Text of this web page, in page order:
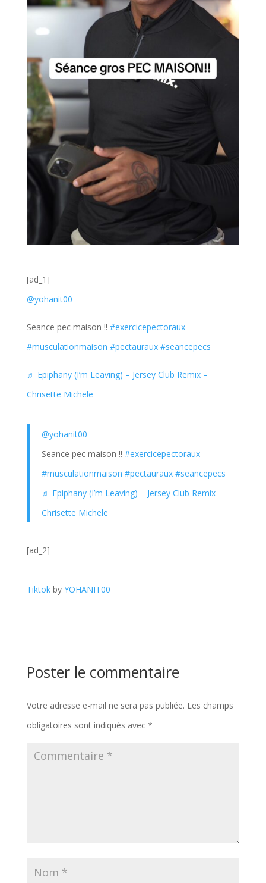
[ad_1]
@yohanit00
Seance pec maison !! #exercicepectoraux
#musculationmaison #pectauraux #seancepecs
♬ Epiphany (I’m Leaving) – Jersey Club Remix –
Chrisette Michele
@yohanit00
Seance pec maison !! #exercicepectoraux
#musculationmaison #pectauraux #seancepecs
♬ Epiphany (I’m Leaving) – Jersey Club Remix –
Chrisette Michele
[ad_2]
Tiktok by YOHANIT00
Poster le commentaire
Votre adresse e-mail ne sera pas publiée. Les champs
obligatoires sont indiqués avec *